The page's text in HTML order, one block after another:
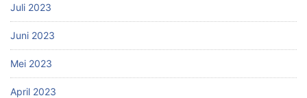
Juli 2023
Juni 2023
Mei 2023
April 2023